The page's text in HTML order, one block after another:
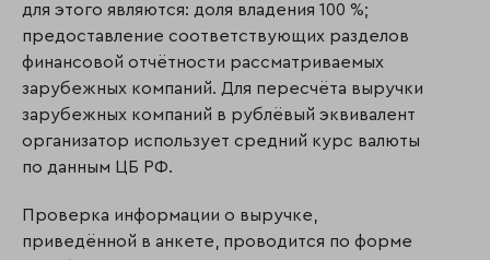
для этого являются: доля владения 100 %;
предоставление соответствующих разделов
финансовой отчётности рассматриваемых
зарубежных компаний. Для пересчёта выручки
зарубежных компаний в рублёвый эквивалент
организатор использует средний курс валюты
по данным ЦБ РФ.
Проверка информации о выручке,
приведённой в анкете, проводится по форме